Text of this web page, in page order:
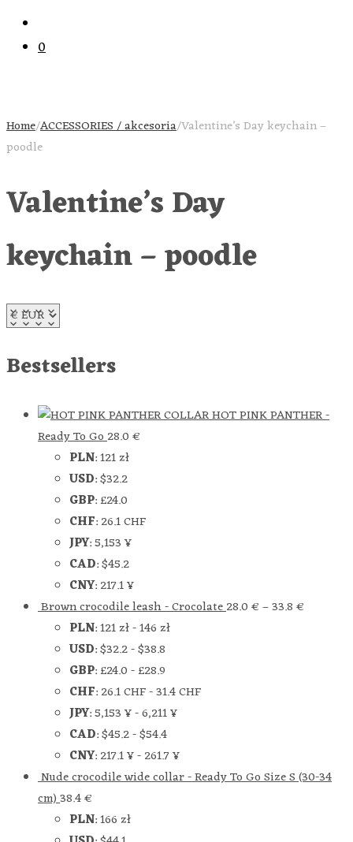
0
Home/ACCESSORIES / akcesoria/Valentine’s Day keychain –
poodle
Valentine’s Day
keychain – poodle
Bestsellers
HOT PINK PANTHER -
Ready To Go28.0€
PLN:121 zł
USD:$32.2
GBP:£24.0
CHF:26.1 CHF
JPY:5,153 ¥
CAD:$45.2
CNY:217.1 ¥
Brown crocodile leash - Crocolate28.0€–33.8€
PLN:121 zł-146 zł
USD:$32.2-$38.8
GBP:£24.0-£28.9
CHF:26.1 CHF-31.4 CHF
JPY:5,153 ¥-6,211 ¥
CAD:$45.2-$54.4
CNY:217.1 ¥-261.7 ¥
Nude crocodile wide collar - Ready To Go Size S (30-34
cm)38.4€
PLN:166 zł